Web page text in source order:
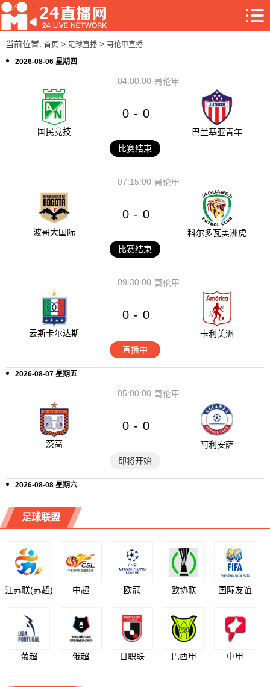
当前位置: 首页> 足球直播> 哥伦甲直播
2026-08-06 星期四
04:00:00 哥伦甲
国民竞技
0 - 0
巴兰基亚青年
比赛结束
07:15:00 哥伦甲
波哥大国际
0 - 0
科尔多瓦美洲虎
比赛结束
09:30:00 哥伦甲
云斯卡尔达斯
0 - 0
卡利美洲
直播中
2026-08-07 星期五
05:00:00 哥伦甲
茨高
0 - 0
阿利安萨
即将开始
2026-08-08 星期六
足球联盟
江苏联(苏超) 中超 欧冠 欧协联 国际友谊
葡超 俄超 日职联 巴西甲 中甲